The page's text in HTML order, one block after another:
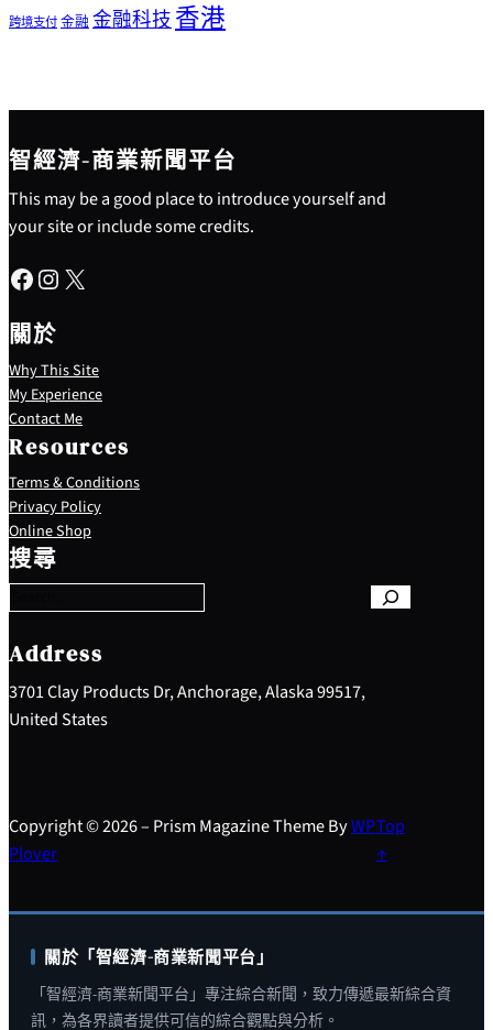
跨境支付金融 金融科技香港
智經濟-商業新聞平台
This may be a good place to introduce yourself and
your site or include some credits.
Facebook Instagram X
關於
Why This Site
My Experience
Contact Me
Resources
Terms & Conditions
Privacy Policy
Online Shop
搜尋
S
e
a
c
h
Address
3701 Clay Products Dr, Anchorage, Alaska 99517,
United States
Copyright © 2026 – Prism Magazine Theme ByWP
Plover
Top
↑
關於「智經濟-商業新聞平台」
「智經濟-商業新聞平台」專注綜合新聞，致力傳遞最新綜合資
訊，為各界讀者提供可信的綜合觀點與分析。